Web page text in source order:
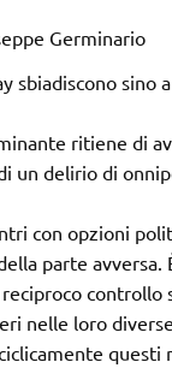
Germinario
sbiadiscono sino
ritiene di
un delirio di
con opzioni
parte
nelle loro
questi